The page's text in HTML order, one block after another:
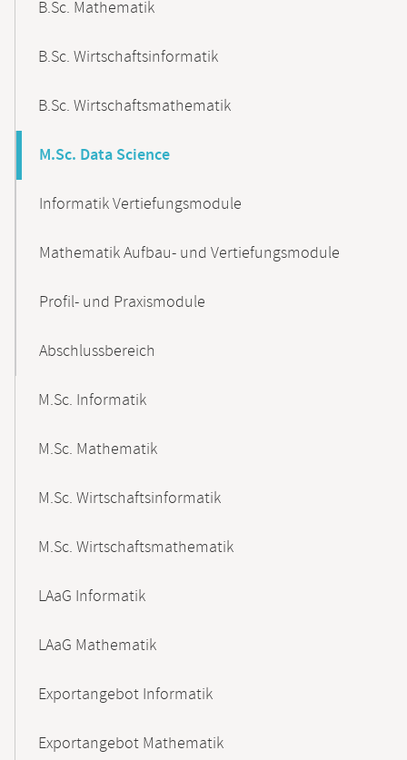
B.Sc. Mathematik
B.Sc. Wirtschaftsinformatik
B.Sc. Wirtschaftsmathematik
M.Sc. Data Science
Informatik Vertiefungsmodule
Mathematik Aufbau- und Vertiefungsmodule
Profil- und Praxismodule
Abschlussbereich
M.Sc. Informatik
M.Sc. Mathematik
M.Sc. Wirtschaftsinformatik
M.Sc. Wirtschaftsmathematik
LAaG Informatik
LAaG Mathematik
Exportangebot Informatik
Exportangebot Mathematik